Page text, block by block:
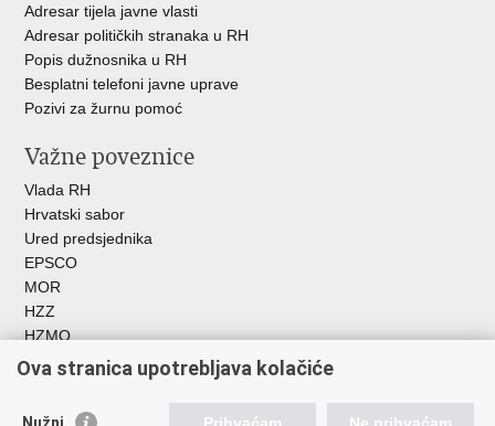
Adresar tijela javne vlasti
Adresar političkih stranaka u RH
Popis dužnosnika u RH
Besplatni telefoni javne uprave
Pozivi za žurnu pomoć
Važne poveznice
Vlada RH
Hrvatski sabor
Ured predsjednika
EPSCO
MOR
HZZ
HZMO
REGOS
Hrvatski zavod za socijalni rad
Akademija socijalne skrbi - ASOSK
Ova stranica upotrebljava kolačiće
Nužni Prihvaćam Ne prihvaćam